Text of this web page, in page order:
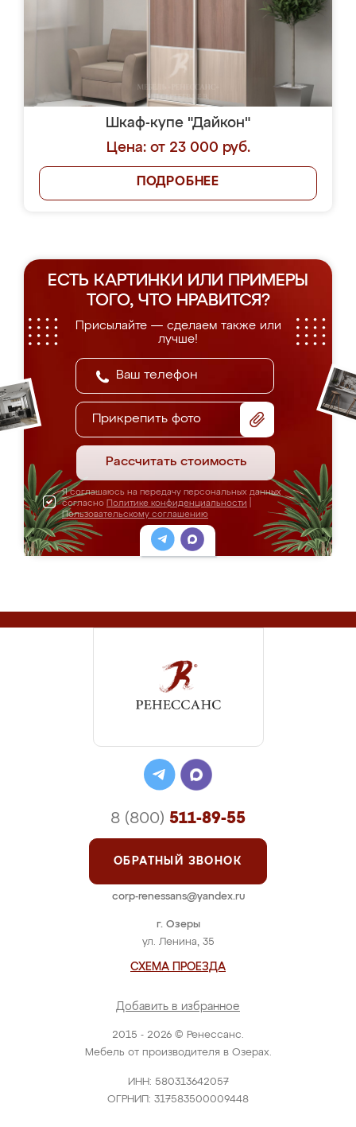
Шкаф-купе "Дайкон"
Цена: от 23 000 руб.
ПОДРОБНЕЕ
ЕСТЬ КАРТИНКИ ИЛИ ПРИМЕРЫ
ТОГО, ЧТО НРАВИТСЯ?
Присылайте — сделаем также или
лучше!
Прикрепить фото
Рассчитать стоимость
Я соглашаюсь на передачу персональных данных
согласно Политике конфиденциальности
Пользовательскому соглашению
2015 - 2026 © Ренессанс.
Мебель от производителя в Озерах.
ИНН: 580313642057
ОГРНИП: 317583500009448
г. Озеры
ул. Ленина, 35
СХЕМА ПРОЕЗДА
Добавить в избранное
8 (800) 511-89-55
ОБРАТНЫЙ ЗВОНОК
corp-renessans@yandex.ru